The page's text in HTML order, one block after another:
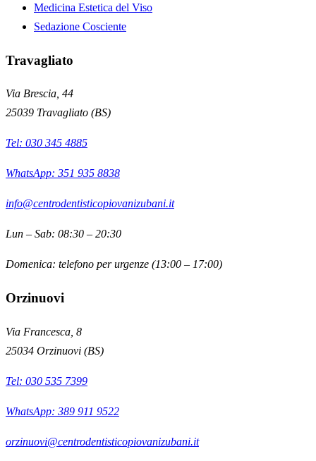
Medicina Estetica del Viso
Sedazione Cosciente
Travagliato
Via Brescia, 44
25039 Travagliato (BS)
Tel: 030 345 4885
WhatsApp: 351 935 8838
info@centrodentisticopiovanizubani.it
Lun – Sab: 08:30 – 20:30
Domenica: telefono per urgenze (13:00 – 17:00)
Orzinuovi
Via Francesca, 8
25034 Orzinuovi (BS)
Tel: 030 535 7399
WhatsApp: 389 911 9522
orzinuovi@centrodentisticopiovanizubani.it